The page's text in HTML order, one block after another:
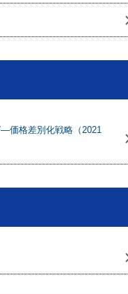
価格差別化戦略（2021